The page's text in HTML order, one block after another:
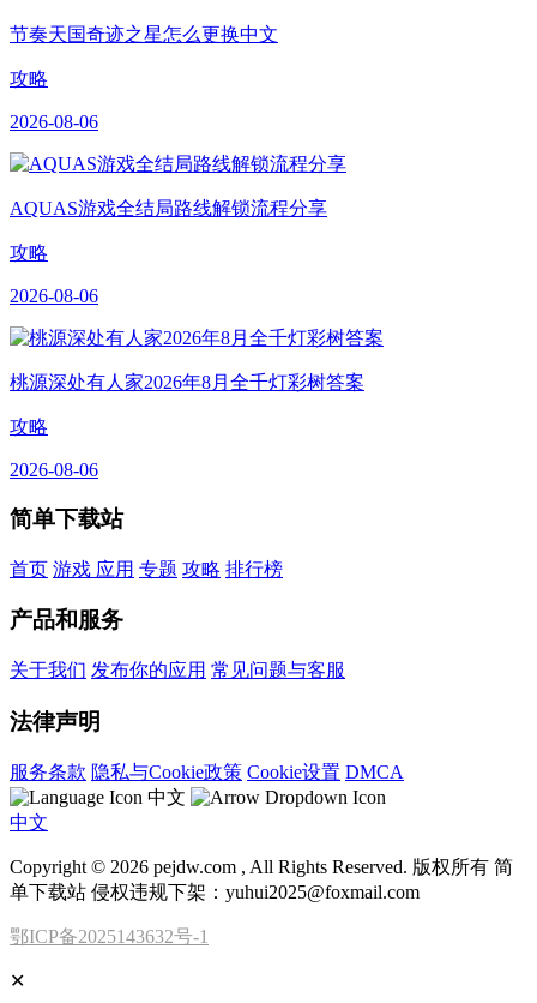
节奏天国奇迹之星怎么更换中文
攻略
2026-08-06
AQUAS游戏全结局路线解锁流程分享
攻略
2026-08-06
桃源深处有人家2026年8月全千灯彩树答案
攻略
2026-08-06
简单下载站
首页 游戏 应用 专题 攻略 排行榜
产品和服务
关于我们 发布你的应用 常见问题与客服
法律声明
服务条款 隐私与Cookie政策 Cookie设置 DMCA
中文
中文
Copyright © 2026 pejdw.com , All Rights Reserved. 版权所有 简
单下载站 侵权违规下架：yuhui2025@foxmail.com
鄂ICP备2025143632号-1
✕